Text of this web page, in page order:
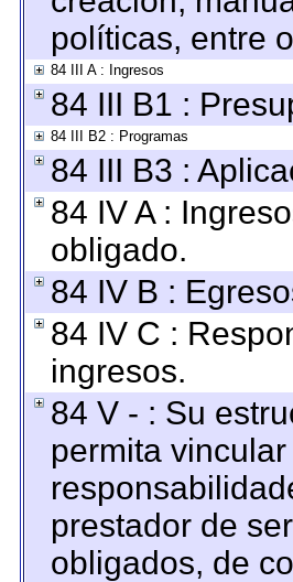
políticas, entre
84 III A : Ingresos
84 III B1 :
84 III B2 : Programas
84 III B3 :
84 IV A :
obligado.
84 IV B :
84 IV C :
ingresos.
84 V - : Su
permita
prestador de
obligados, de